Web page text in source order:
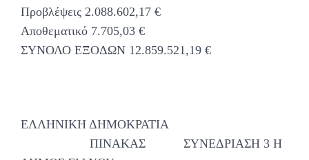
Προβλέψεις 2.088.602,17 €
Αποθεματικό 7.705,03 €
ΣΥΝΟΛΟ ΕΞΟΔΩΝ 12.859.521,19 €
ΕΛΛΗΝΙΚΗ ΔΗΜΟΚΡΑΤΙΑ
ΠΙΝΑΚΑΣ ΣΥΝΕΔΡΙΑΣΗ 3 Η